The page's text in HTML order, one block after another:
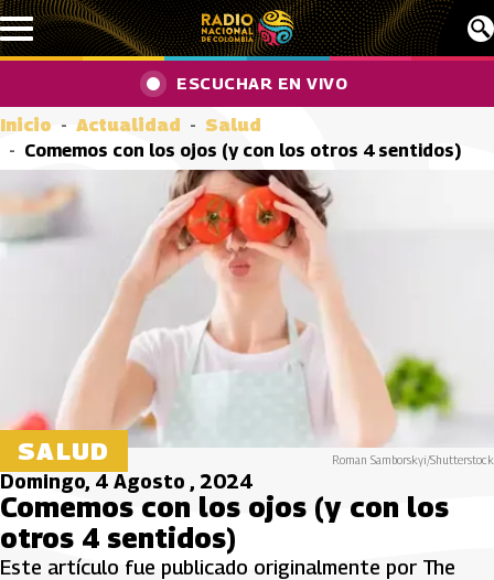
Pasar al contenido principal
ESCUCHAR EN VIVO
Inicio Actualidad
Salud
Comemos con los ojos (y con los otros 4 sentidos)
SALUD Roman Samborskyi/Shutterstock
Domingo, 4 Agosto , 2024
Comemos con los ojos (y con los
otros 4 sentidos)
Este artículo fue publicado originalmente por The